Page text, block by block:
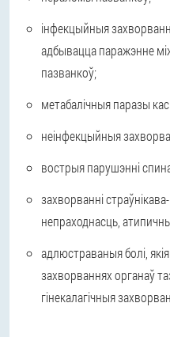
інфекцыйныя
адбывацца паражэнне
пазванкоў;
метабалічныя паразы
неінфекцыйныя
вострыя парушэнні
захворванні
непраходнасць,
адлюстраваныя болі,
захворваннях органаў
гінекалагічныя